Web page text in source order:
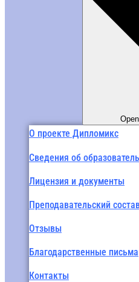
О проекте Дипломикс
Сведения об
Лицензия и документы
Преподавательский
Отзывы
Благодарственные письма
Контакты